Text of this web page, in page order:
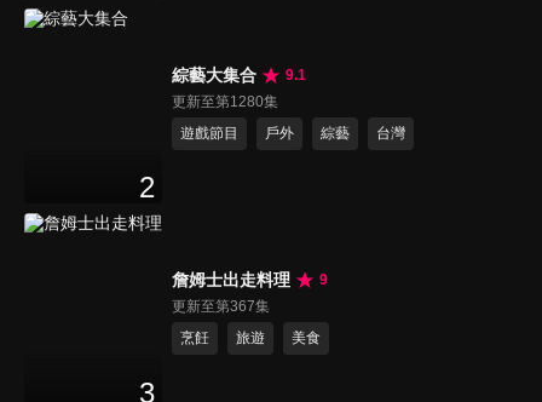
2
綜藝大集合
9.1
更新至第1280集
遊戲節目
戶外 綜藝 台灣
3
詹姆士出走料理
9
更新至第367集
烹飪
旅遊 美食